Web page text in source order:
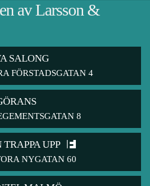
av Larsson &
SALONG
FÖRSTADSGATAN 4
8
TRAPPA UPP
NYGATAN 60